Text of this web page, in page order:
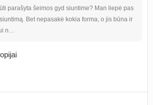
parašyta šeimos gyd siuntime? Man liepė pas
Bet nepasakė kokia forma, o jis būna ir
n…